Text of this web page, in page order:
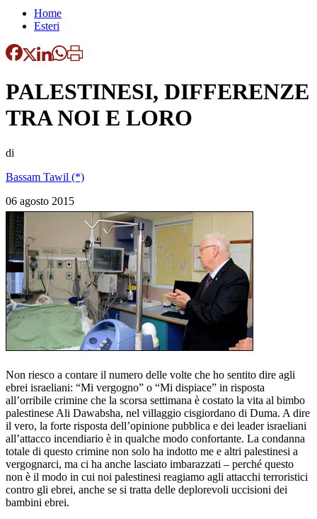
Home
Esteri
PALESTINESI, DIFFERENZE
TRA NOI E LORO
di
Bassam Tawil (*)
06 agosto 2015
Non riesco a contare il numero delle volte che ho sentito dire agli
ebrei israeliani: “Mi vergogno” o “Mi dispiace” in risposta
all’orribile crimine che la scorsa settimana è costato la vita al bimbo
palestinese Ali Dawabsha, nel villaggio cisgiordano di Duma. A dire
il vero, la forte risposta dell’opinione pubblica e dei leader israeliani
all’attacco incendiario è in qualche modo confortante. La condanna
totale di questo crimine non solo ha indotto me e altri palestinesi a
vergognarci, ma ci ha anche lasciato imbarazzati – perché questo
non è il modo in cui noi palestinesi reagiamo agli attacchi terroristici
contro gli ebrei, anche se si tratta delle deplorevoli uccisioni dei
bambini ebrei.